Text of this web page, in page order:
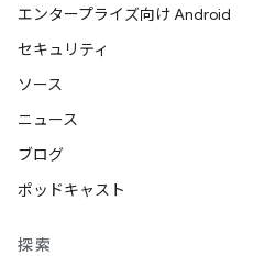
エンタープライズ向け Android
セキュリティ
ソース
ニュース
ブログ
ポッドキャスト
探索